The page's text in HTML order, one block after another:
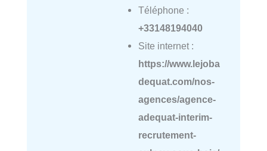
Téléphone :
+33148194040
Site internet :
https://www.lejoba
dequat.com/nos-
agences/agence-
adequat-interim-
recrutement-